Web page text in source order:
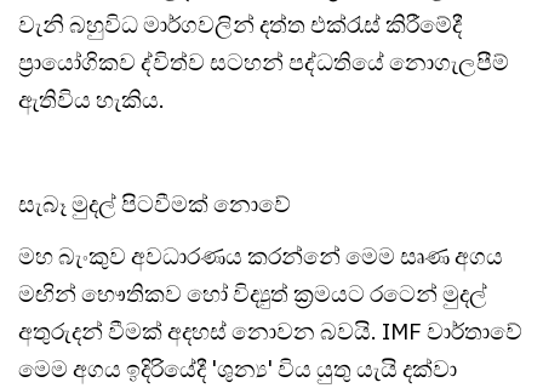
වැනි බහුවිධ මාර්ගවලින් දත්ත එක්රැස් කිරීමේදී
ප්‍රායෝගිකව ද්විත්ව සටහන් පද්ධතියේ නොගැලපීම්
ඇතිවිය හැකිය.
සැබෑ මුදල් පිටවීමක් නොවේ
මහ බැංකුව අවධාරණය කරන්නේ මෙම සෘණ අගය
මඟින් භෞතිකව හෝ විද්‍යුත් ක්‍රමයට රටෙන් මුදල්
අතුරුදන් වීමක් අදහස් නොවන බවයි. IMF වාර්තාවේ
මෙම අගය ඉදිරියේදී 'ශුන්‍ය' විය යුතු යැයි දක්වා